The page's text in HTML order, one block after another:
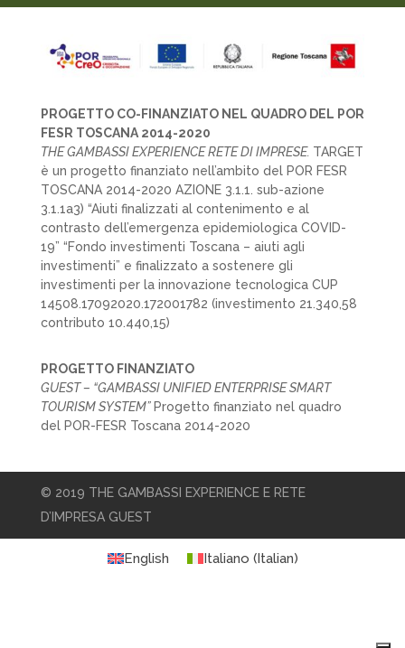
PROGETTO CO-FINANZIATO NEL QUADRO DEL POR
FESR TOSCANA 2014-2020
THE GAMBASSI EXPERIENCE RETE DI IMPRESE. TARGET
è un progetto finanziato nell’ambito del POR FESR
TOSCANA 2014-2020 AZIONE 3.1.1. sub-azione
3.1.1a3) “Aiuti finalizzati al contenimento e al
contrasto dell’emergenza epidemiologica COVID-
19” “Fondo investimenti Toscana – aiuti agli
investimenti” e finalizzato a sostenere gli
investimenti per la innovazione tecnologica CUP
14508.17092020.172001782 (investimento 21.340,58
contributo 10.440,15)
PROGETTO FINANZIATO
GUEST – “GAMBASSI UNIFIED ENTERPRISE SMART
TOURISM SYSTEM” Progetto finanziato nel quadro
del POR-FESR Toscana 2014-2020
© 2019 THE GAMBASSI EXPERIENCE E RETE
D’IMPRESA GUEST
English Italiano (Italian)